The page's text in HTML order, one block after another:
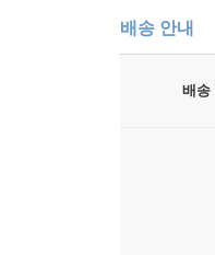
배송 안내
배송